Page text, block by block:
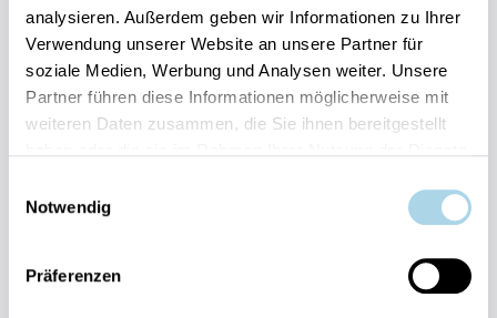
analysieren. Außerdem geben wir Informationen zu Ihrer
Verwendung unserer Website an unsere Partner für
soziale Medien, Werbung und Analysen weiter. Unsere
Partner führen diese Informationen möglicherweise mit
weiteren Daten zusammen, die Sie ihnen bereitgestellt
Notwendig
Präferenzen
Ihre Vorteile auf einen Blick:
Bestpreis-Garantie für Ihren Urlaub
Flexible An- und Abreise 24/7 möglich
Risikofrei bis 60 Tage vorher stornieren
Sofortige Buchungsbestätigung
Persönlicher Gästeservice vor Ort Transparente